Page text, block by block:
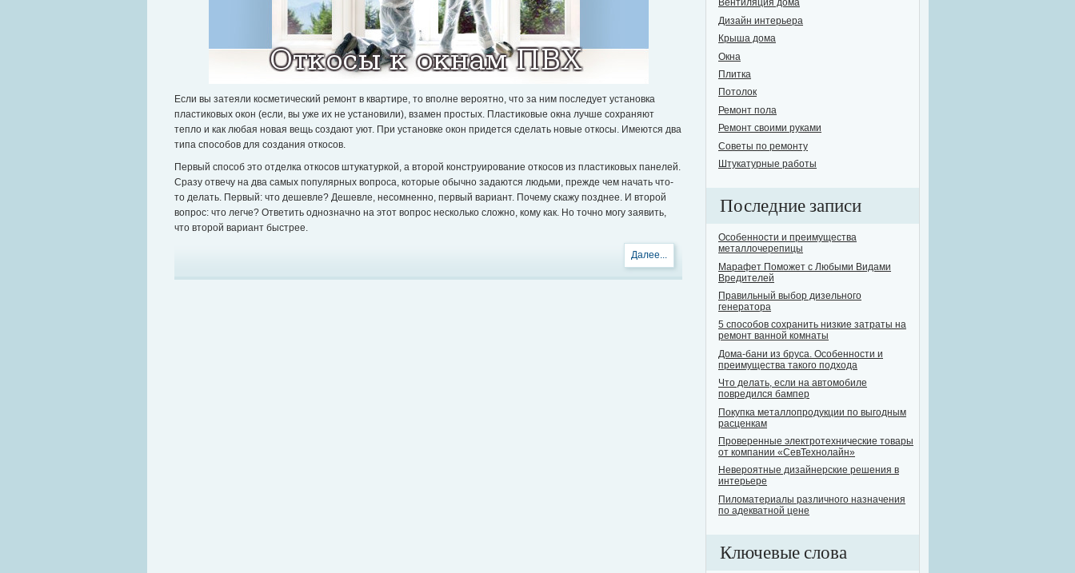
Если вы затеяли косметический ремонт в квартире, то вполне вероятно, что за ним последует установка
пластиковых окон (если, вы уже их не установили), взамен простых. Пластиковые окна лучше сохраняют
тепло и как любая новая вещь создают уют. При установке окон придется сделать новые откосы. Имеются два
типа способов для создания откосов.
Первый способ это отделка откосов штукатуркой, а второй конструирование откосов из пластиковых панелей.
Сразу отвечу на два самых популярных вопроса, которые обычно задаются людьми, прежде чем начать что-
то делать. Первый: что дешевле? Дешевле, несомненно, первый вариант. Почему скажу позднее. И второй
вопрос: что легче? Ответить однозначно на этот вопрос несколько сложно, кому как. Но точно могу заявить,
что второй вариант быстрее.
Далее...
Вентиляция дома
Дизайн интерьера
Крыша дома
Окна
Плитка
Потолок
Ремонт пола
Ремонт своими руками
Советы по ремонту
Штукатурные работы
Последние записи
Особенности и преимущества
металлочерепицы
Марафет Поможет с Любыми Видами
Вредителей
Правильный выбор дизельного
генератора
5 способов сохранить низкие затраты на
ремонт ванной комнаты
Дома-бани из бруса. Особенности и
преимущества такого подхода
Что делать, если на автомобиле
повредился бампер
Покупка металлопродукции по выгодным
расценкам
Проверенные электротехнические товары
от компании «СевТехнолайн»
Невероятные дизайнерские решения в
интерьере
Пиломатериалы различного назначения
по адекватной цене
Ключевые слова